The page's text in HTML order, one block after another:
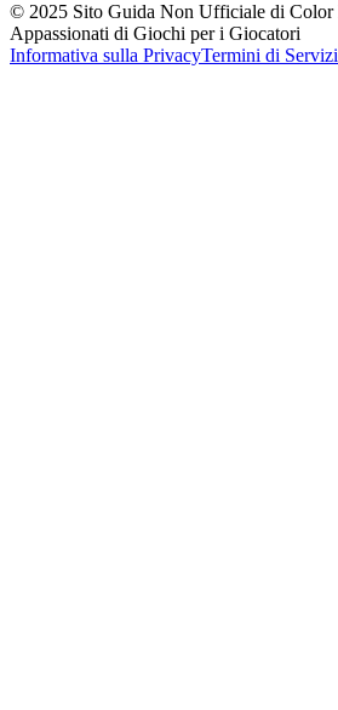
© 2025 Sito Guida Non Ufficiale di Color
Appassionati di Giochi per i Giocatori
Informativa sulla PrivacyTermini di